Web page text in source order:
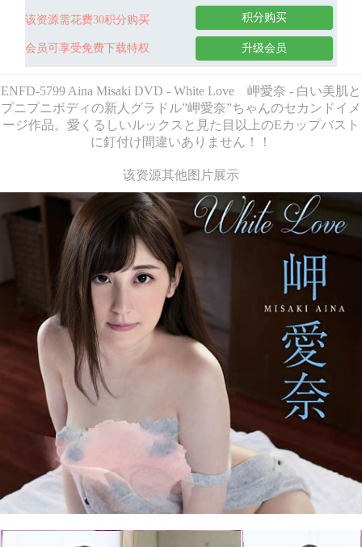
该资源需花费30积分购买
会员可享受免费下载特权
积分购买
升级会员
ENFD-5799 Aina Misaki DVD - White Love 岬愛奈 - 白い美肌と
プニプニボディの新人グラドル”岬愛奈”ちゃんのセカンドイメ
ージ作品。愛くるしいルックスと見た目以上のEカップバスト
に釘付け間違いありません！！
该资源其他图片展示